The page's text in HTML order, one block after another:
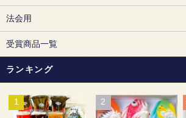
法会用
受賞商品一覧
ランキング
1 2